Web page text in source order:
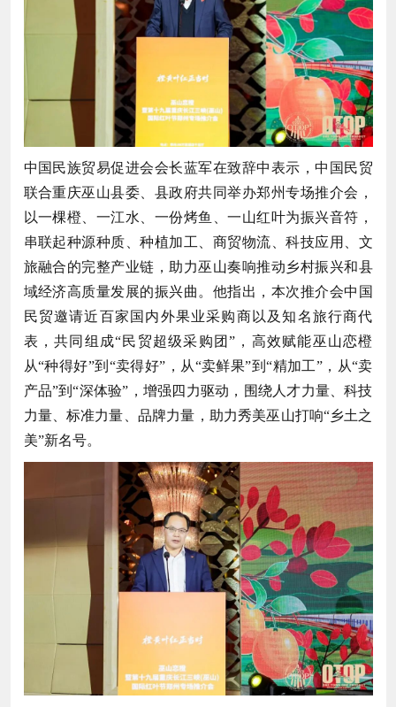
中国民族贸易促进会会长蓝军在致辞中表示，中国民贸
联合重庆巫山县委、县政府共同举办郑州专场推介会，
以一棵橙、一江水、一份烤鱼、一山红叶为振兴音符，
串联起种源种质、种植加工、商贸物流、科技应用、文
旅融合的完整产业链，助力巫山奏响推动乡村振兴和县
域经济高质量发展的振兴曲。他指出，本次推介会中国
民贸邀请近百家国内外果业采购商以及知名旅行商代
表，共同组成“民贸超级采购团”，高效赋能巫山恋橙
从“种得好”到“卖得好”，从“卖鲜果”到“精加工”，从“卖
产品”到“深体验”，增强四力驱动，围绕人才力量、科技
力量、标准力量、品牌力量，助力秀美巫山打响“乡土之
美”新名号。